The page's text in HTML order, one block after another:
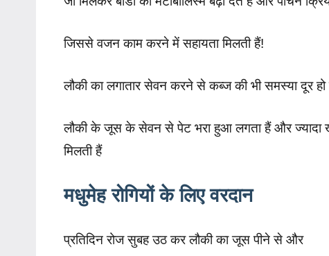
जिससे वजन काम करने में सहायता मिलती हैं!
लौकी का लगातार सेवन करने से कब्ज की भी समस्या दूर
लौकी के जूस के सेवन से पेट भरा हुआ लगता हैं और ज्यादा
मिलती हैं
मधुमेह रोगियों के लिए वरदान
प्रतिदिन रोज सुबह उठ कर लौकी का जूस पीने से और